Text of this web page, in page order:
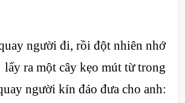
người đi, rồi đột nhiên nhớ
ra một cây kẹo mút từ trong
người kín đáo đưa cho anh: